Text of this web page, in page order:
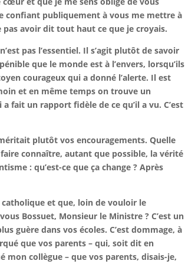
confiant publiquement à vous me mettre à
avoir dit tout haut ce que je croyais.
pas l’essentiel. Il s’agit plutôt de savoir
que le monde est à l’envers, lorsqu’ils
courageux qui a donné l’alerte. Il est
et en même temps on trouve un
fait un rapport fidèle de ce qu’il a vu. C’est
plutôt vos encouragements. Quelle
connaître, autant que possible, la vérité
: qu’est-ce que ça change ? Après
catholique et que, loin de vouloir le
Bossuet, Monsieur le Ministre ? C’est un
guère dans vos écoles. C’est dommage, à
que vos parents – qui, soit dit en
mon collègue – que vos parents, disais-je,